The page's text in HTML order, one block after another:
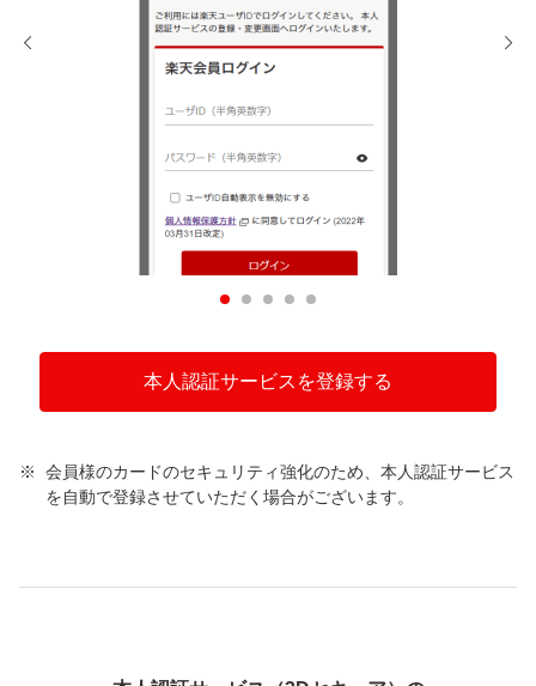
本人認証サービスを登録する
会員様のカードのセキュリティ強化のため、本人認証サービス
を自動で登録させていただく場合がございます。